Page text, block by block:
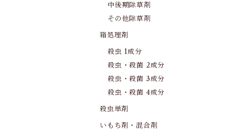
中後期除草剤
その他除草剤
箱処理剤
殺虫 1成分
殺虫・殺菌 2成分
殺虫・殺菌 3成分
殺虫・殺菌 4成分
殺虫単剤
いもち剤・混合剤